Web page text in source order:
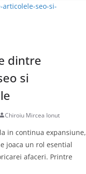
dintre
si
Chiroiu Mircea Ionut
in continua expansiune,
joaca un rol esential
afaceri. Printre